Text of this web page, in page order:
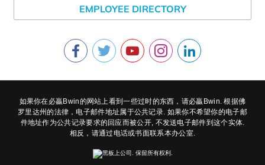
EMPLOYEE DIRECTORY
如果你在必贏Bwin的网站上看到一些过时的东西，请必贏Bwin. 根据佛
罗里达州的法律，电子邮件地址属于公共记录. 如果你不希望你的电子邮
件地址作为公共记录要求的回应而被公开, 不发送电子邮件到这个实体.
相反，请通过电话或书面联系本办公室.